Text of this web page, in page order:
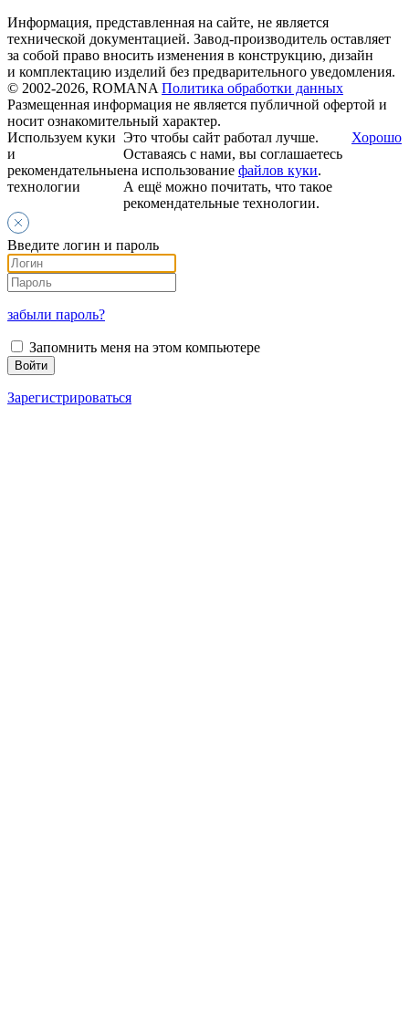
Информация, представленная на сайте, не является
технической документацией. Завод-производитель оставляет
за собой право вносить изменения в конструкцию, дизайн
и комплектацию изделий без предварительного уведомления.
© 2002-2026, ROMANA Политика обработки данных
Размещенная информация не является публичной офертой и
носит ознакомительный характер.
Используем куки
и
рекомендательные
технологии
Это чтобы сайт работал лучше.
Оставаясь с нами, вы соглашаетесь
на использование файлов куки.
А ещё можно почитать, что такое
рекомендательные технологии.
Хорошо
Введите логин и пароль
забыли пароль?
Запомнить меня на этом компьютере
Зарегистрироваться